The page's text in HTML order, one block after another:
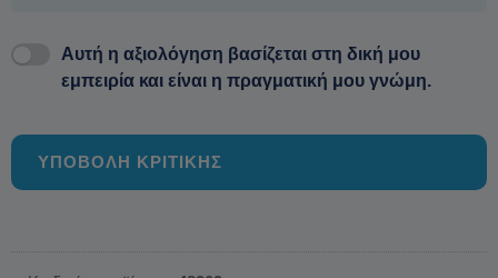
Αυτή η αξιολόγηση βασίζεται στη δική μου
εμπειρία και είναι η πραγματική μου γνώμη.
ΥΠΟΒΟΛΗ ΚΡΙΤΙΚΗΣ